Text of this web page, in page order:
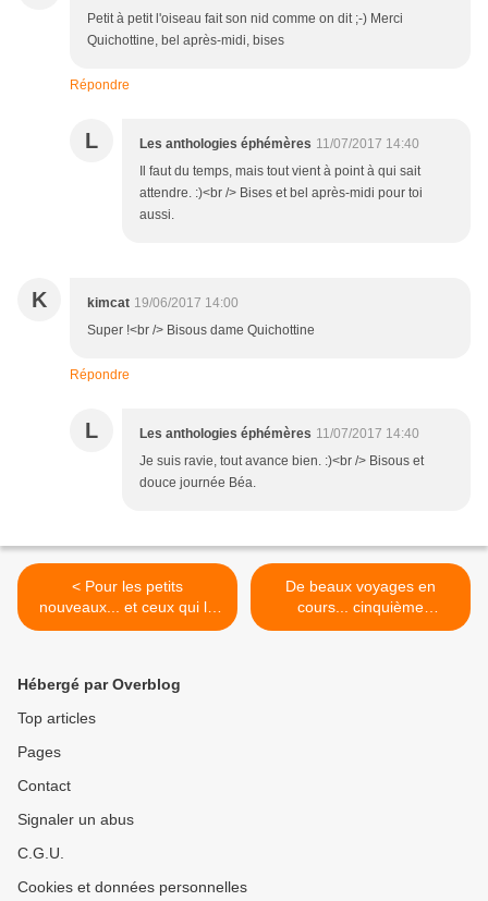
Petit à petit l'oiseau fait son nid comme on dit ;-) Merci
Quichottine, bel après-midi, bises
Répondre
L Les anthologies éphémères 11/07/2017 14:40
Il faut du temps, mais tout vient à point à qui sait
attendre. :)<br /> Bises et bel après-midi pour toi
aussi.
K kimcat 19/06/2017 14:00
Super !<br /> Bisous dame Quichottine
Répondre
L Les anthologies éphémères 11/07/2017 14:40
Je suis ravie, tout avance bien. :)<br /> Bisous et
douce journée Béa.
< Pour les petits
nouveaux... et ceux qui le
sont moins.
De beaux voyages en
cours... cinquième
anthologie >
Hébergé par Overblog
Top articles
Pages
Contact
Signaler un abus
C.G.U.
Cookies et données personnelles